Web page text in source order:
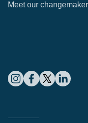
Meet our